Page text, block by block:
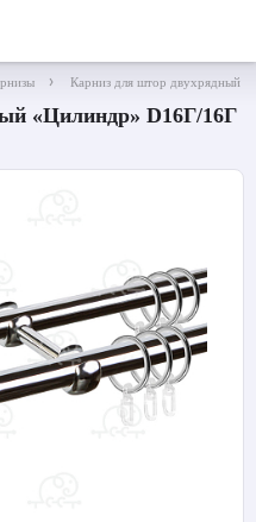
Карниз для штор двухрядный
«Цилиндр» D16Г/16Г